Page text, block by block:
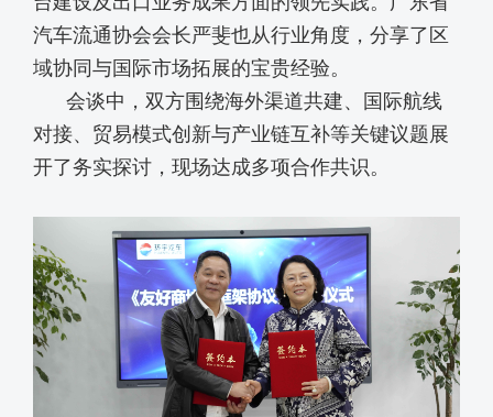
汽车流通协会会长严斐也从行业角度，分享了区
域协同与国际市场拓展的宝贵经验。
会谈中，双方围绕海外渠道共建、国际航线
对接、贸易模式创新与产业链互补等关键议题展
开了务实探讨，现场达成多项合作共识。